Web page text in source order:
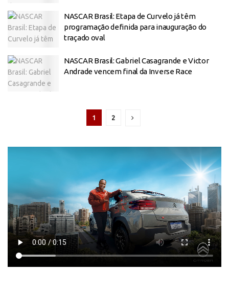
NASCAR Brasil: Etapa de Curvelo já têm
programação definida para inauguração do
traçado oval
NASCAR Brasil: Gabriel Casagrande e Victor
Andrade vencem final da Inverse Race
1 2